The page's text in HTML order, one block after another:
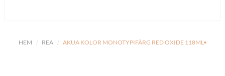
HEM REA AKUA KOLOR MONOTYPIFÄRG RED OXIDE 118ML•